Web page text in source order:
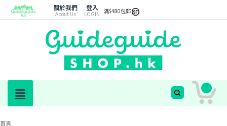
關於我們
About Us
登入
LOGIN 滿$480包郵
首頁